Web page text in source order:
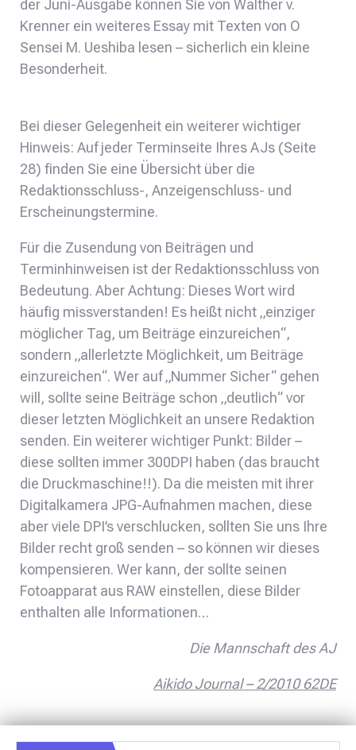
der Juni-Ausgabe können Sie von Walther v.
Krenner ein weiteres Essay mit Texten von O
Sensei M. Ueshiba lesen – sicherlich ein kleine
Besonderheit.
Bei dieser Gelegenheit ein weiterer wichtiger
Hinweis: Auf jeder Terminseite Ihres AJs (Seite
28) finden Sie eine Übersicht über die
Redaktionsschluss-, Anzeigenschluss- und
Erscheinungstermine.
Für die Zusendung von Beiträgen und
Terminhinweisen ist der Redaktionsschluss von
Bedeutung. Aber Achtung: Dieses Wort wird
häufig missverstanden! Es heißt nicht „einziger
möglicher Tag, um Beiträge einzureichen“,
sondern „allerletzte Möglichkeit, um Beiträge
einzureichen“. Wer auf „Nummer Sicher“ gehen
will, sollte seine Beiträge schon „deutlich“ vor
dieser letzten Möglichkeit an unsere Redaktion
senden. Ein weiterer wichtiger Punkt: Bilder –
diese sollten immer 300DPI haben (das braucht
die Druckmaschine!!). Da die meisten mit ihrer
Digitalkamera JPG-Aufnahmen machen, diese
aber viele DPI’s verschlucken, sollten Sie uns Ihre
Bilder recht groß senden – so können wir dieses
kompensieren. Wer kann, der sollte seinen
Fotoapparat aus RAW einstellen, diese Bilder
enthalten alle Informationen…
Die Mannschaft des AJ
Aikido Journal – 2/2010 62DE